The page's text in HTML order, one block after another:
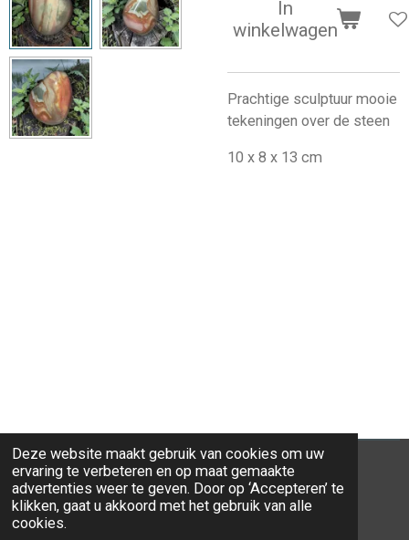
Deze website maakt gebruik van cookies om uw
ervaring te verbeteren en op maat gemaakte
advertenties weer te geven. Door op ‘Accepteren’ te
klikken, gaat u akkoord met het gebruik van alle
cookies.
In
winkelwagen
Prachtige sculptuur mooie
tekeningen over de steen
10 x 8 x 13 cm
© 2026 Ravi-Stones